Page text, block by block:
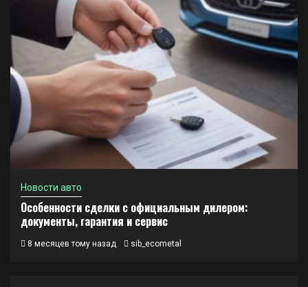
Новости авто
Особенности сделки с официальным дилером:
документы, гарантия и сервис
8 месяцев тому назад sib_ecometal